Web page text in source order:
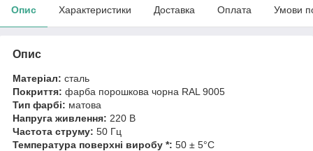
Опис Характеристики Доставка Оплата Умови
Опис
Матеріал: сталь
Покриття: фарба порошкова чорна RAL 9005
Тип фарбі: матова
Напруга живлення: 220 В
Частота струму: 50 Гц
Температура поверхні виробу *: 50 ± 5°C